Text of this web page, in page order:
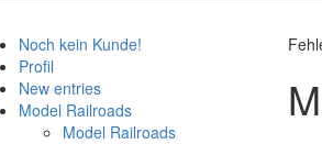
Noch kein Kunde!
Profil
New entries
Model Railroads
Model Railroads